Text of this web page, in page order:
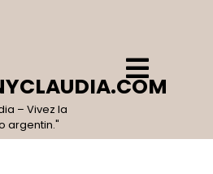
– Vivez la
argentin."
Open
Menu